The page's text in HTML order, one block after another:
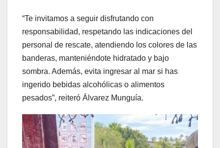
“Te invitamos a seguir disfrutando con
responsabilidad, respetando las indicaciones del
personal de rescate, atendiendo los colores de las
banderas, manteniéndote hidratado y bajo
sombra. Además, evita ingresar al mar si has
ingerido bebidas alcohólicas o alimentos
pesados”, reiteró Álvarez Munguía.